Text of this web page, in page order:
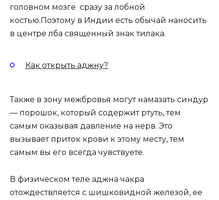
головном мозге сразу за лобной
костью.Поэтому в Индии есть обычай наносить
в центре лба священный знак тилака.
Как открыть аджну?
Также в зону межбровья могут намазать синдур
— порошок, который содержит ртуть, тем
самым оказывая давление на нерв. Это
вызывает приток крови к этому месту, тем
самым вы его всегда чувствуете.
В физическом теле аджна чакра
отождествляется с шишковидной железой, ее